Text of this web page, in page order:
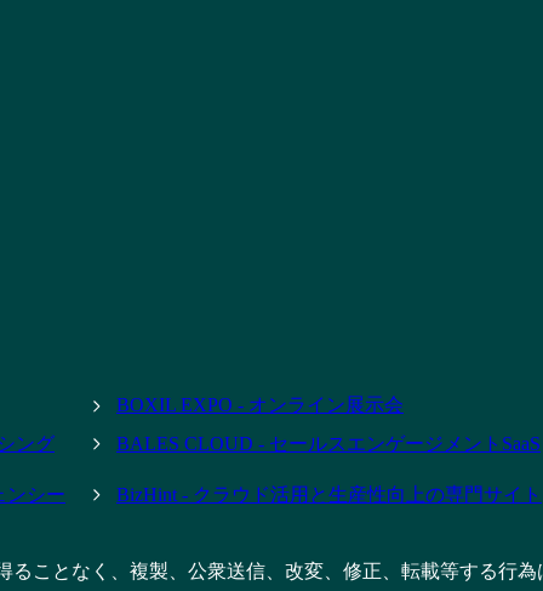
BOXIL EXPO - オンライン展示会
ング
BALES CLOUD - セールスエンゲージメントSaaS
ンシー BizHint - クラウド活用と生産性向上の専門サイト
ことなく、複製、公衆送信、改変、修正、転載等する行為